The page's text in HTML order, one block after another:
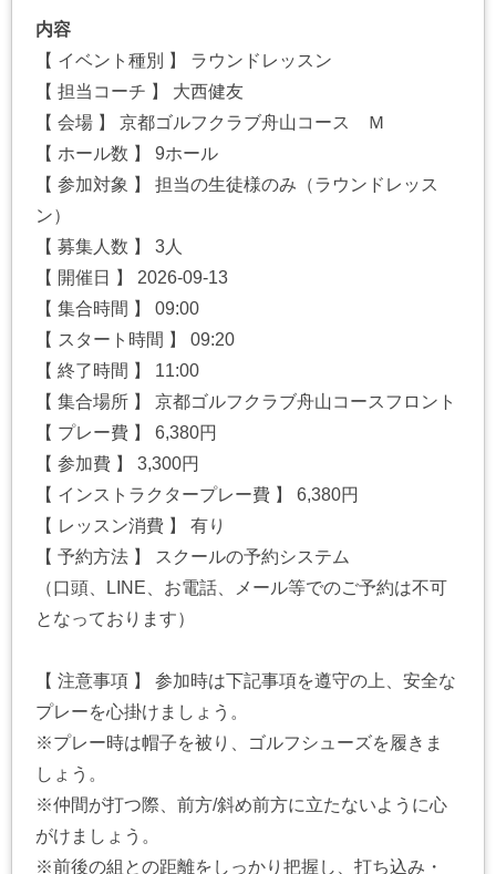
内容
【 イベント種別 】 ラウンドレッスン
【 担当コーチ 】 大西健友
【 会場 】 京都ゴルフクラブ舟山コース Ｍ
【 ホール数 】 9ホール
【 参加対象 】 担当の生徒様のみ（ラウンドレッス
ン）
【 募集人数 】 3人
【 開催日 】 2026-09-13
【 集合時間 】 09:00
【 スタート時間 】 09:20
【 終了時間 】 11:00
【 集合場所 】 京都ゴルフクラブ舟山コースフロント
【 プレー費 】 6,380円
【 参加費 】 3,300円
【 インストラクタープレー費 】 6,380円
【 レッスン消費 】 有り
【 予約方法 】 スクールの予約システム
（口頭、LINE、お電話、メール等でのご予約は不可
となっております）
【 注意事項 】 参加時は下記事項を遵守の上、安全な
プレーを心掛けましょう。
※プレー時は帽子を被り、ゴルフシューズを履きま
しょう。
※仲間が打つ際、前方/斜め前方に立たないように心
がけましょう。
※前後の組との距離をしっかり把握し、打ち込み・